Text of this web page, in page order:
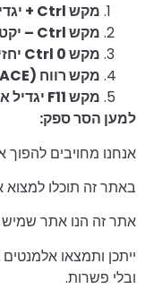
מקשCtrl
+
מקשCtrl
–
מקשCtrl 0
מקש רווח (
מקשF11 יגדיל
למען הסר ספק:
אנחנו מחויבים להפוך
באתר זה תוכלו
אתר זה הנו אתר שמיש
ייתכן ותמצאו
ובלי פשרות.